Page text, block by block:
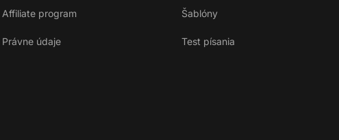
Affiliate program
Právne údaje
Šablóny
Test písania